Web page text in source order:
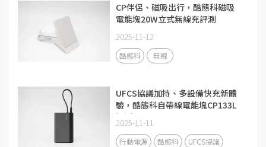
CP伴侶、磁吸出行，酷態科磁吸
電能塊20W立式無線充評測
2025-11-12
酷態科 無線
UFCS協議加持、多設備快充新體
驗，酷態科自帶線電能塊CP133L
評測
2025-11-11
行動電源 酷態科 UFCS協議